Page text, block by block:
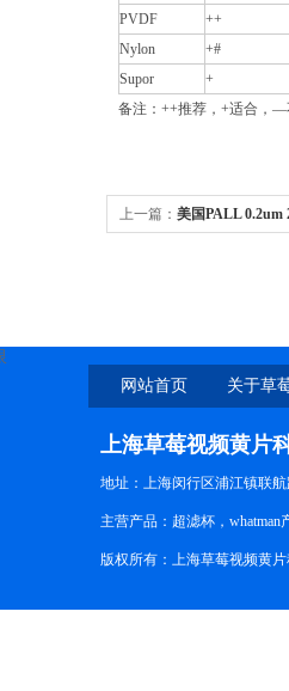
PVDF
++
Nylon
+#
Supor
+
备注：++推荐，+适合
上一篇： 美国PALL 0.2um
网站首页 关于草
上海草莓视频黄片
地址：上海闵行区浦江镇联
主营产品：超滤杯，whatman
版权所有：上海草莓视频黄